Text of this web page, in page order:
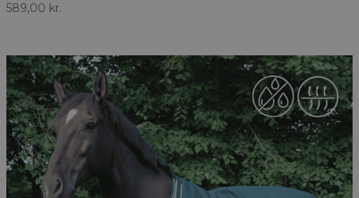
589,00 kr.